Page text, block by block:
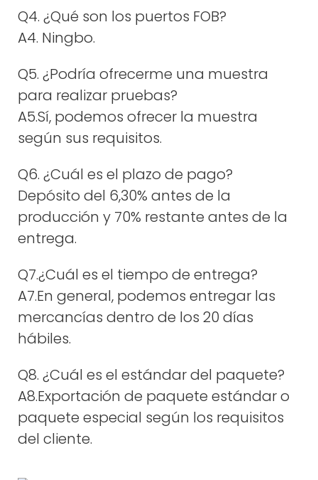
Q4. ¿Qué son los puertos FOB?
A4. Ningbo.
Q5. ¿Podría ofrecerme una muestra
para realizar pruebas?
A5.Sí, podemos ofrecer la muestra
según sus requisitos.
Q6. ¿Cuál es el plazo de pago?
Depósito del 6,30% antes de la
producción y 70% restante antes de la
entrega.
Q7.¿Cuál es el tiempo de entrega?
A7.En general, podemos entregar las
mercancías dentro de los 20 días
hábiles.
Q8. ¿Cuál es el estándar del paquete?
A8.Exportación de paquete estándar o
paquete especial según los requisitos
del cliente.